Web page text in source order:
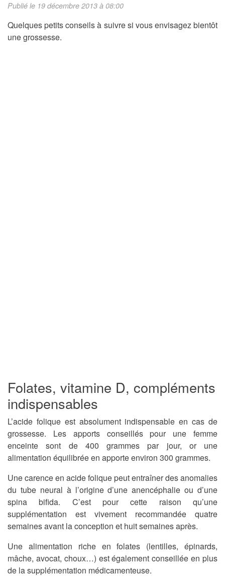
Publié le 19 décembre 2013 à 08:00
Quelques petits conseils à suivre si vous envisagez bientôt
une grossesse.
Folates, vitamine D, compléments
indispensables
L’acide folique est absolument indispensable en cas de
grossesse. Les apports conseillés pour une femme
enceinte sont de 400 grammes par jour, or une
alimentation équilibrée en apporte environ 300 grammes.
Une carence en acide folique peut entraîner des anomalies
du tube neural à l’origine d’une anencéphalie ou d’une
spina bifida. C’est pour cette raison qu’une
supplémentation est vivement recommandée quatre
semaines avant la conception et huit semaines après.
Une alimentation riche en folates (lentilles, épinards,
mâche, avocat, choux…) est également conseillée en plus
de la supplémentation médicamenteuse.